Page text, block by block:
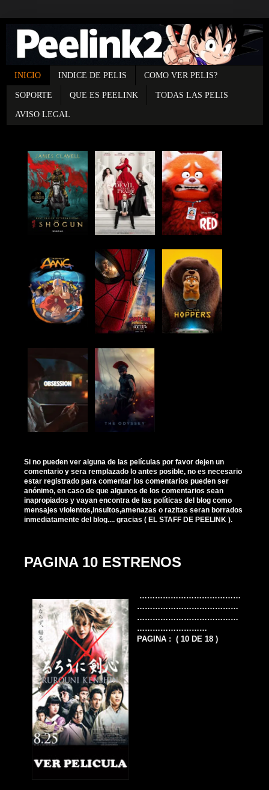
INICIO INDICE DE PELIS COMO VER PELIS?
SOPORTE QUE ES PEELINK TODAS LAS PELIS
AVISO LEGAL
Si no pueden ver alguna de las películas por favor dejen un
comentario y sera remplazado lo antes posible, no es necesario
estar registrado para comentar los comentarios pueden ser
anónimo, en caso de que algunos de los comentarios sean
inapropiados y vayan encontra de las políticas del blog como
mensajes violentos,insultos,amenazas o razitas seran borrados
inmediatamente del blog.... gracias ( EL STAFF DE PEELINK ).
PAGINA 10 ESTRENOS
…………………………………
…………………………………
…………………………………
………………………
PAGINA : ( 10 DE 18 )